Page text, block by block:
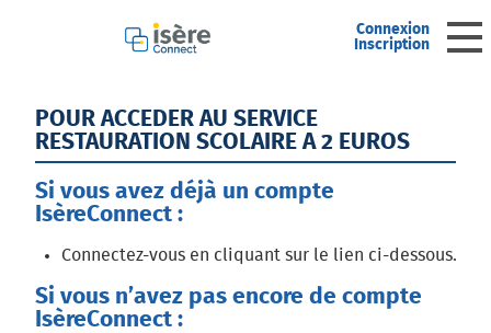
Connexion
Inscription
Accueil
Mon profil
Mes brouillons
POUR ACCEDER AU SERVICE
RESTAURATION SCOLAIRE A 2 EUROS
Si vous avez déjà un compte
IsèreConnect :
Connectez-vous en cliquant sur le lien ci-dessous.
Si vous n’avez pas encore de compte
IsèreConnect :